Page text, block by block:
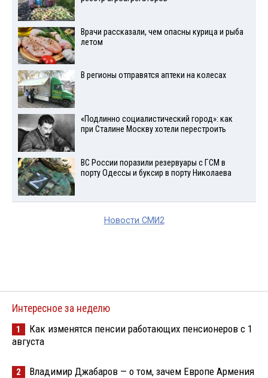
Врачи рассказали, чем опасны курица и рыба
летом
В регионы отправятся аптеки на колесах
«Подлинно социалистический город»: как
при Сталине Москву хотели перестроить
ВС России поразили резервуары с ГСМ в
порту Одессы и буксир в порту Николаева
Новости СМИ2
Интересное за неделю
1
Как изменятся пенсии работающих пенсионеров с 1
августа
2 Владимир Джабаров — о том, зачем Европе Армения